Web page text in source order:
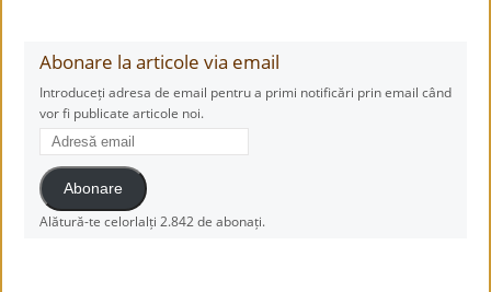
Abonare la articole via email
Introduceți adresa de email pentru a primi notificări prin email când
vor fi publicate articole noi.
Adresă
email
Abonare
Alătură-te celorlalți 2.842 de abonați.